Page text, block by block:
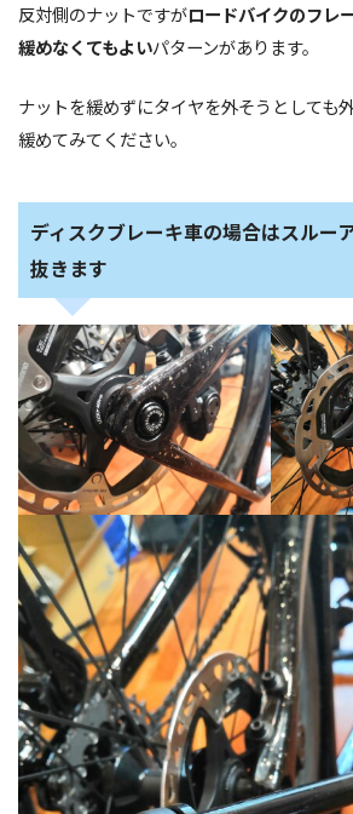
反対側のナットですがロードバイクのフレ
緩めなくてもよいパターンがあります。
ナットを緩めずにタイヤを外そうとしても
緩めてみてください。
ディスクブレーキ車の場合はスルー
抜きます